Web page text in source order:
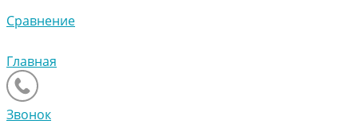
Сравнение
Главная
Звонок